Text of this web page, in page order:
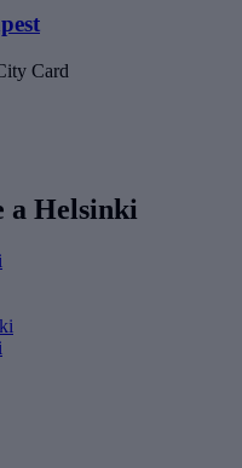
Card
a Helsinki